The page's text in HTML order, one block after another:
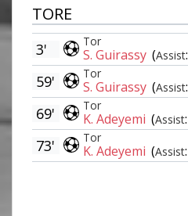
TORE
Tor
S. Guirassy (Assist:
3'
Tor
S. Guirassy (Assist:
59'
Tor
K. Adeyemi (Assist:
69'
Tor
K. Adeyemi (Assist:
73'